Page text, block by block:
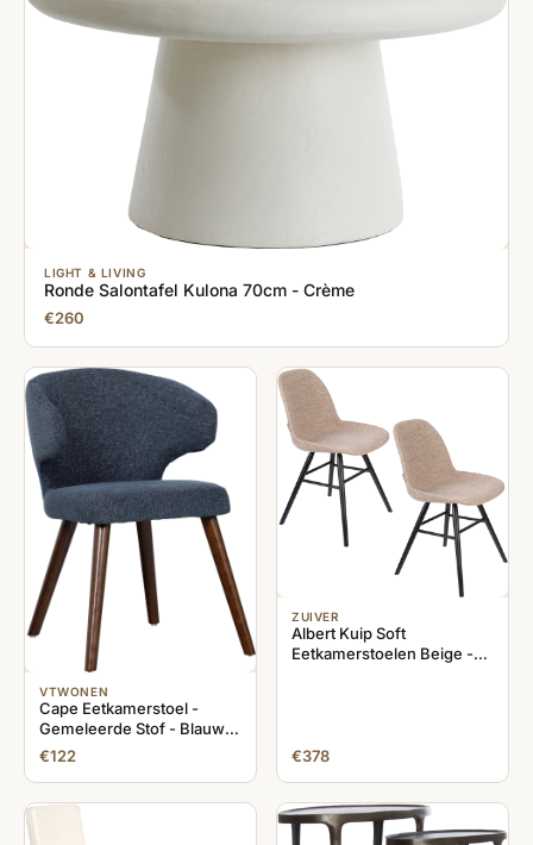
LIGHT & LIVING
Ronde Salontafel Kulona 70cm - Crème
€260
VTWONEN
Cape Eetkamerstoel -
Gemeleerde Stof - Blauw -
77x55x65
€122
ZUIVER
Albert Kuip Soft
Eetkamerstoelen Beige -
€378